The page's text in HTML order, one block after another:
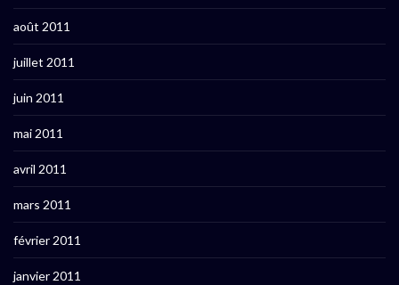
août 2011
juillet 2011
juin 2011
mai 2011
avril 2011
mars 2011
février 2011
janvier 2011